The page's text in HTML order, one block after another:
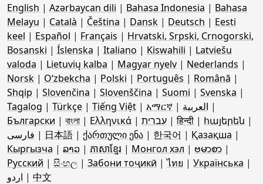
English | Azərbaycan dili | Bahasa Indonesia | Bahasa
Melayu | Català | Čeština | Dansk | Deutsch | Eesti
keel | Español | Français | Hrvatski, Srpski, Crnogorski,
Bosanski | Íslenska | Italiano | Kiswahili | Latviešu
valoda | Lietuvių kalba | Magyar nyelv | Nederlands |
Norsk | Oʻzbekcha | Polski | Português | Română |
Shqip | Slovenčina | Slovenščina | Suomi | Svenska |
Tagalog | Türkçe | Tiếng Việt | አማርኛ | العربية |
Български | বাংলা | Ελληνικά | עברית |हिन्दी | հայերեն |
فارسی | 日本語 | ქართული ენა | 한국어 | Қазақша |
Кыргызча | ລາວ | ភាសាខ្មែរ | Монгол хэл | ဗမာစာ |
Русский | සිංහල | Забони тоҷикӣ |ไทย | Українська |
اردو | 中文